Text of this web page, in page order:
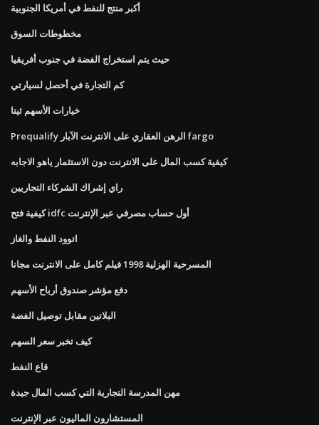
أكبر منتج للنفط في أمريكا الجنوبية
مخطوطات السوق
حيث يتم استخراج الفضة في جنوب أفريقيا
كم التجارة في أحصل لسيارتي
خيارات الأسهم ثيتا
Prequalify الرهن العقاري على الانترنت الآبار fargo
كيفية كسب المال على الانترنت دون الاستثمار ياهو الاجابه
راي إشراك الشركاء التجاريين
كيفية فتح idfc أول حساب مصرفي عبر الإنترنت
اتوود النفط والغاز
المسرحية الهزلية 1998 فيلم كامل على الانترنت مجانا
دفع مؤشر صندوق أرباح الأسهم
البلاتين مقابل توصيل الفضة
كيف تخبر سعر السهم
قاع النفط
مهن المدرسة التجارية التي كسب المال جيدة
المستشارون الماليون عبر الإنترنت